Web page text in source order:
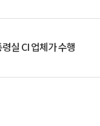
실 CI 업체가 수행